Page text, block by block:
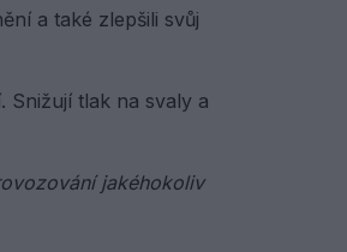
a také zlepšili svůj
Snižují tlak na svaly a
jakéhokoliv